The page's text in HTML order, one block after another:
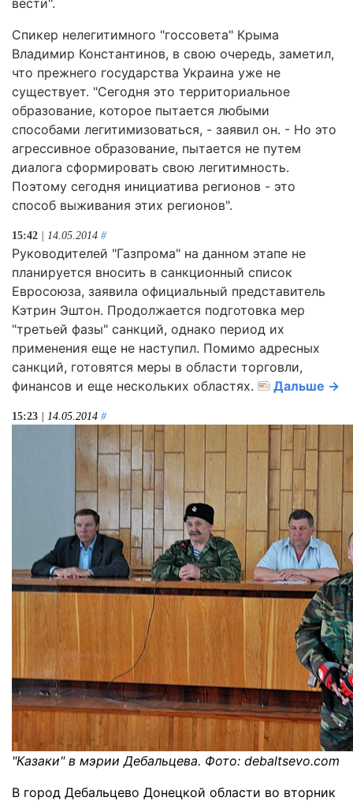
вести".
Спикер нелегитимного "госсовета" Крыма
Владимир Константинов, в свою очередь, заметил,
что прежнего государства Украина уже не
существует. "Сегодня это территориальное
образование, которое пытается любыми
способами легитимизоваться, - заявил он. - Но это
агрессивное образование, пытается не путем
диалога сформировать свою легитимность.
Поэтому сегодня инициатива регионов - это
способ выживания этих регионов".
15:42 | 14.05.2014 #
Руководителей "Газпрома" на данном этапе не
планируется вносить в санкционный список
Евросоюза, заявила официальный представитель
Кэтрин Эштон. Продолжается подготовка мер
"третьей фазы" санкций, однако период их
применения еще не наступил. Помимо адресных
санкций, готовятся меры в области торговли,
финансов и еще нескольких областях.
Дальше →
15:23 | 14.05.2014 #
"Казаки" в мэрии Дебальцева. Фото: debaltsevo.com
В город Дебальцево Донецкой области во вторник